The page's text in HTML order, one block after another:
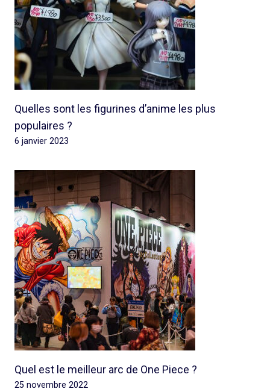
Quelles sont les figurines d’anime les plus
populaires ?
6 janvier 2023
Quel est le meilleur arc de One Piece ?
25 novembre 2022